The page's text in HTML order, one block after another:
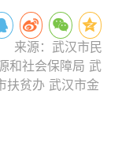
来源：武汉市民
和社会保障局 武
扶贫办 武汉市金